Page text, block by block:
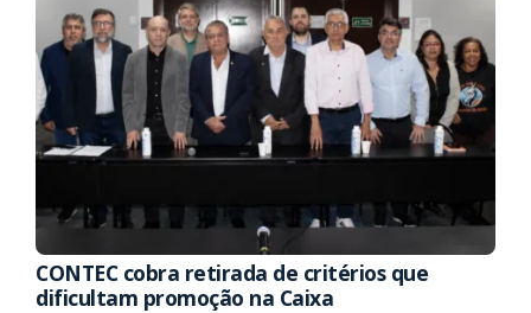
CONTEC cobra retirada de critérios que
dificultam promoção na Caixa